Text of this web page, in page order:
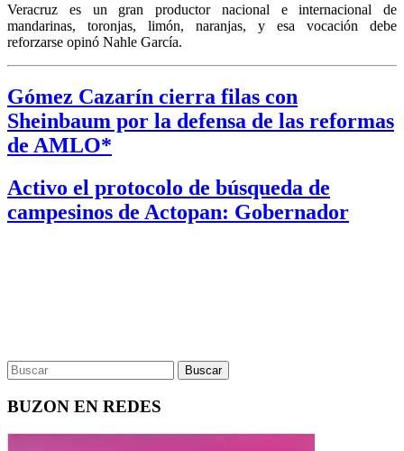
Veracruz es un gran productor nacional e internacional de
mandarinas, toronjas, limón, naranjas, y esa vocación debe
reforzarse opinó Nahle García.
Gómez Cazarín cierra filas con
Sheinbaum por la defensa de las reformas
de AMLO*
Activo el protocolo de búsqueda de
campesinos de Actopan: Gobernador
BUZON EN REDES